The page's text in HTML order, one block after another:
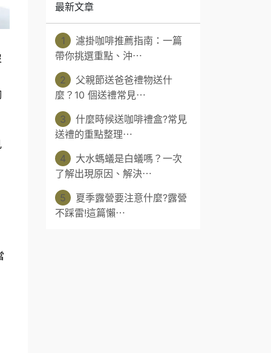
最新文章
1
濾掛咖啡推薦指南：一篇
帶你挑選重點、沖⋯
2
父親節送爸爸禮物送什
麼？10 個送禮常見⋯
3
什麼時候送咖啡禮盒?常見
送禮的重點整理⋯
4
大水螞蟻是白蟻嗎？一次
了解出現原因、解決⋯
5
夏季露營要注意什麼?露營
不踩雷!這篇懶⋯